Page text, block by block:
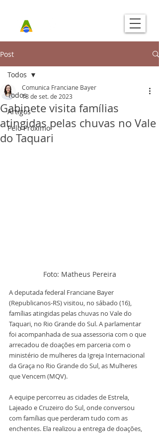
Post
Todos
Artigos
Pelo Próximo
Todos
Gabinete visita famílias
atingidas pelas chuvas no Vale
do Taquari
Comunica Franciane Bayer
18 de set. de 2023
Foto: Matheus Pereira
A deputada federal Franciane Bayer
(Republicanos-RS) visitou, no sábado (16),
famílias atingidas pelas chuvas no Vale do
Taquari, no Rio Grande do Sul. A parlamentar
foi acompanhada de sua assessoria com o que
arrecadou de doações em parceria com o
ministério de mulheres da Igreja Internacional
da Graça no Rio Grande do Sul, as Mulheres
que Vencem (MQV).
A equipe percorreu as cidades de Estrela,
Lajeado e Cruzeiro do Sul, onde conversou
com famílias que perderam tudo com as
enchentes. Ela realizou a entrega de doações,